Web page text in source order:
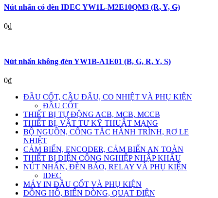
Nút nhấn có đèn IDEC YW1L-M2E10QM3 (R, Y, G)
0₫
Nút nhấn không đèn YW1B-A1E01 (B, G, R, Y, S)
0₫
ĐẦU CỐT, CẦU ĐẤU, CO NHIỆT VÀ PHỤ KIỆN
ĐẦU CỐT
THIẾT BỊ TỰ ĐỘNG ACB, MCB, MCCB
THIẾT BỊ, VẬT TƯ KỸ THUẬT MẠNG
BỘ NGUỒN, CÔNG TẮC HÀNH TRÌNH, RƠ LE
NHIỆT
CẢM BIẾN, ENCODER, CẢM BIẾN AN TOÀN
THIẾT BỊ ĐIỆN CÔNG NGHIỆP NHẬP KHẨU
NÚT NHẤN, ĐÈN BÁO, RELAY VÀ PHỤ KIỆN
IDEC
MÁY IN ĐẦU CỐT VÀ PHỤ KIỆN
ĐỒNG HỒ, BIẾN DÒNG, QUẠT ĐIỆN